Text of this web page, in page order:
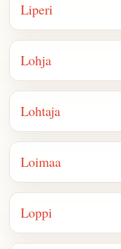
Liperi
Lohja
Lohtaja
Loimaa
Loppi